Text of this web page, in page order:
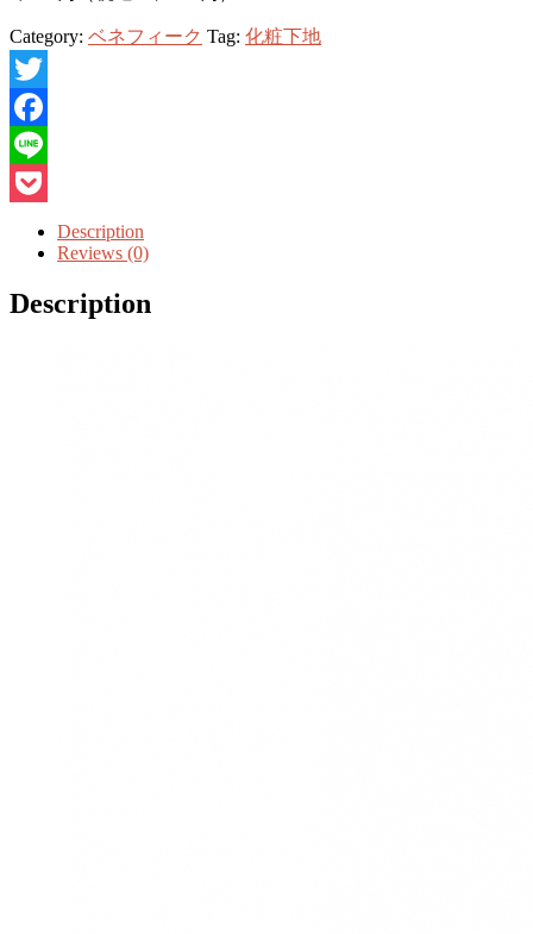
Category: ベネフィーク Tag: 化粧下地
Twitter
Facebook
Line
Pocket
Description
Reviews (0)
Description